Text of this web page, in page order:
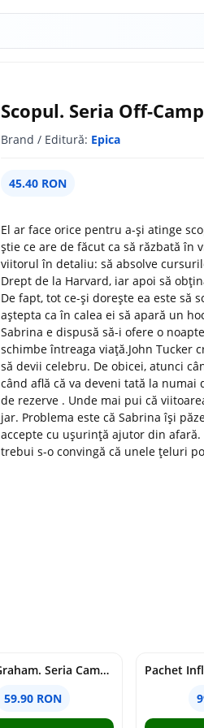
Scopul. Seria Off-
Brand / Editură: Epica
45.40 RON
El ar face orice pentru a-și atinge
știe ce are de făcut ca să răzbată în
viitorul în detaliu: să absolve
Drept de la Harvard, iar apoi să
De fapt, tot ce-și dorește ea este să
aștepta ca în calea ei să apară un
Sabrina e dispusă să-i ofere o
schimbe întreaga viață.John Tucker
să devii celebru. De obicei, atunci
când află că va deveni tată la numai
de rezerve . Unde mai pui că
jar. Problema este că Sabrina își
accepte cu ușurință ajutor din
trebui s-o convingă că unele țeluri
Efectul Graham. Seria Campus Diaries Vol.1
59.90 RON